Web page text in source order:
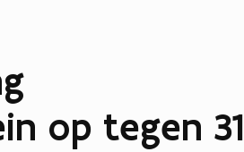
op tegen 31